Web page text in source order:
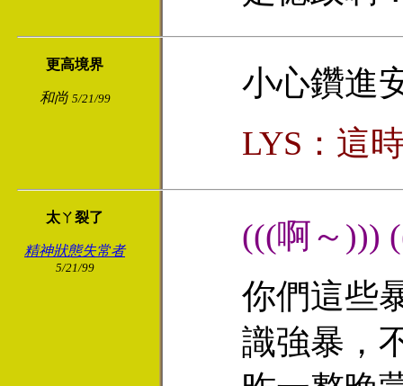
更高境界
和尚 5/21/99
小心鑽進
LYS：這
太ㄚ裂了
精神狀態失常者
5/21/99
(((啊～)))
你們這些
識強暴，